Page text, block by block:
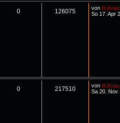
0 126075 von
So 17. Apr
0 217510 von
Sa 20. Nov